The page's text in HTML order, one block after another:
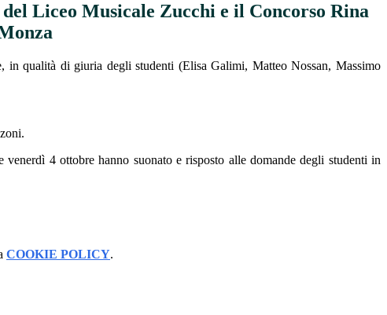
Liceo Musicale Zucchi e il Concorso Rina
in qualità di giuria degli studenti (Elisa Galimi, Matteo Nossan, Massimo
4 ottobre hanno suonato e risposto alle domande degli studenti in
COOKIE POLICY.